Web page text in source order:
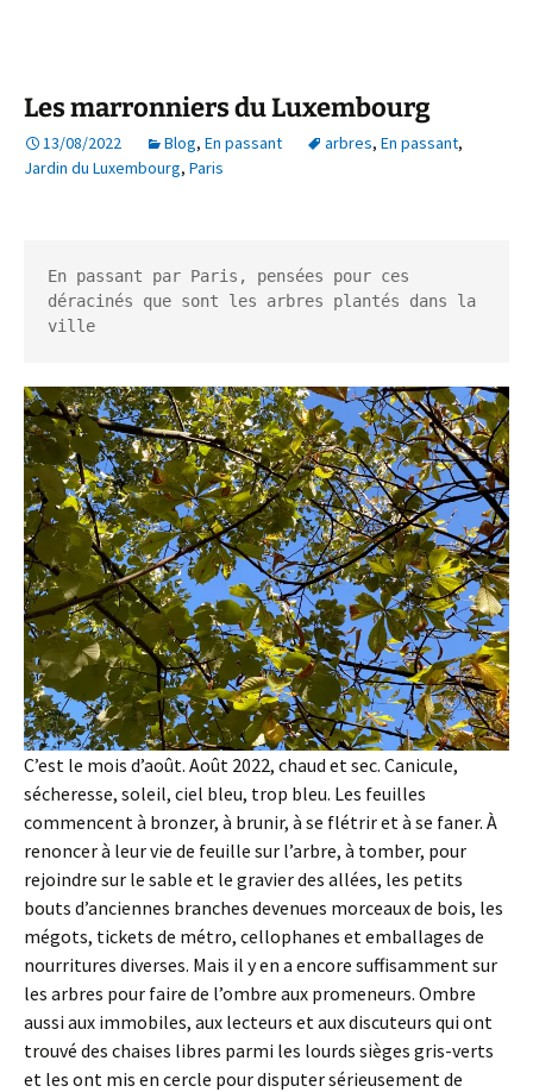
Les marronniers du Luxembourg
13/08/2022 Blog, En passant arbres, En passant,
Jardin du Luxembourg, Paris
En passant par Paris, pensées pour ces
déracinés que sont les arbres plantés dans la
ville
C’est le mois d’août. Août 2022, chaud et sec. Canicule,
sécheresse, soleil, ciel bleu, trop bleu. Les feuilles
commencent à bronzer, à brunir, à se flétrir et à se faner. À
renoncer à leur vie de feuille sur l’arbre, à tomber, pour
rejoindre sur le sable et le gravier des allées, les petits
bouts d’anciennes branches devenues morceaux de bois, les
mégots, tickets de métro, cellophanes et emballages de
nourritures diverses. Mais il y en a encore suffisamment sur
les arbres pour faire de l’ombre aux promeneurs. Ombre
aussi aux immobiles, aux lecteurs et aux discuteurs qui ont
trouvé des chaises libres parmi les lourds sièges gris-verts
et les ont mis en cercle pour disputer sérieusement de